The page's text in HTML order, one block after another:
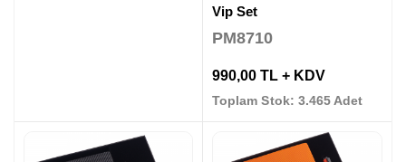
Vip Set
PM8710
990,00 TL + KDV
Toplam Stok: 3.465 Adet